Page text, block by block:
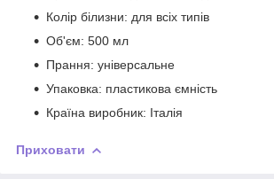
Колір білизни: для всіх типів
Об'єм: 500 мл
Прання: універсальне
Упаковка: пластикова ємність
Країна виробник: Італія
Приховати